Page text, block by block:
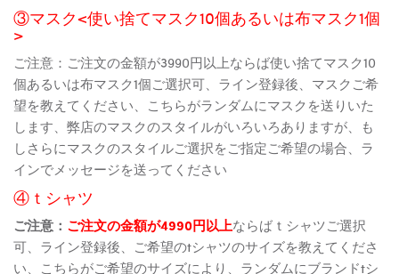
③マスク<使い捨てマスク10個あるいは布マスク1個
>
ご注意：ご注文の金額が3990円以上ならば使い捨てマスク10
個あるいは布マスク1個ご選択可、ライン登録後、マスクご希
望を教えてください、こちらがランダムにマスクを送りいた
します、弊店のマスクのスタイルがいろいろありますが、も
しさらにマスクのスタイルご選択をご指定ご希望の場合、ラ
インでメッセージを送ってください
④ｔシャツ
ご注意： ご注文の金額が4990円以上ならばｔシャツご選択
可、ライン登録後、ご希望のtシャツのサイズを教えてくださ
い、こちらがご希望のサイズにより、ランダムにブランドtシ